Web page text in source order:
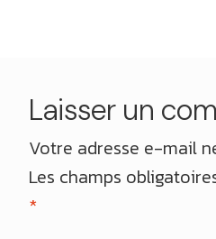
Laisser un
Votre adresse e-mail
Les champs
*